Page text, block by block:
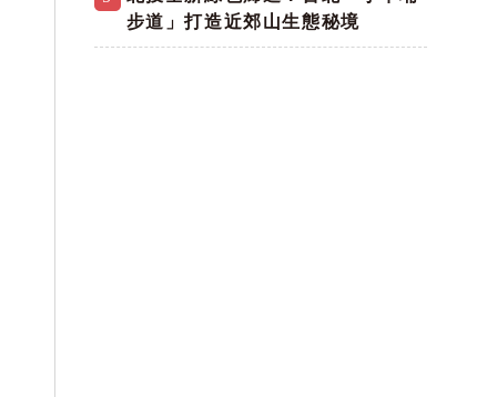
步道」打造近郊山生態秘境